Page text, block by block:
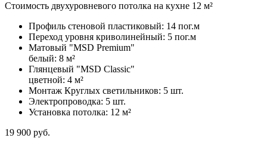
Стоимость двухуровневого потолка на кухне 12 м²
Профиль стеновой пластиковый: 14 пог.м
Переход уровня криволинейный: 5 пог.м
Матовый "MSD Premium"
белый: 8 м²
Глянцевый "MSD Classic"
цветной: 4 м²
Монтаж Круглых светильников: 5 шт.
Электропроводка: 5 шт.
Установка потолка: 12 м²
19 900 руб.